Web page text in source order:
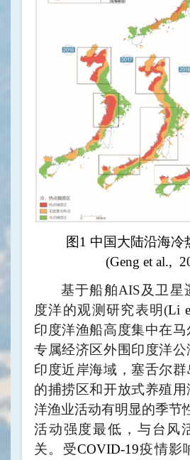
图1 中国大陆沿海冷
(Geng et al.,
基于船舶AIS及卫星
度洋的观测研究表明(Li
印度洋渔船高度集中在
专属经济区外围印度洋公
印度近岸海域，塞舌尔
的捕捞区和开放式养殖
洋渔业活动有明显的季节
活动强度最低，与台风
关。受COVID-19疫情影